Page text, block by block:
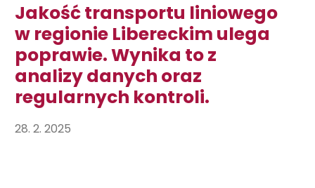
Jakość transportu liniowego
w regionie Libereckim ulega
poprawie. Wynika to z
analizy danych oraz
regularnych kontroli.
28. 2. 2025